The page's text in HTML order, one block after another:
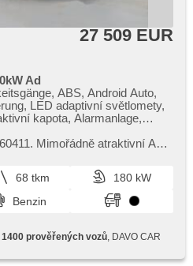
27 509 EUR
Ad
ABS, Android Auto,
LED adaptivní světlomety,
kapota, Alarmanlage,
automatické
odemykání, Bluetooth,
mit
täglich Leuchten, digitální
el. tažné
El. Spiegel,
free, hlasové ovládání
Mimořádně atraktivní Audi
68 tkm
180 kW
Benzin
prověřených vozů , DAVO CAR